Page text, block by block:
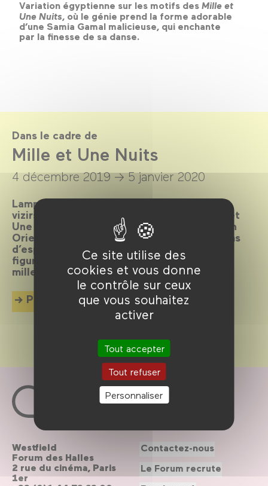
Ce site utilise des
cookies et vous donne
le contrôle sur ceux
que vous souhaitez
activer
Tout accepter
Tout refuser
Personnaliser
Variation égyptienne sur les motifs des Mille et
Une Nuits, où le génie prend la forme adorable
d’une Samia Gamal malicieuse, qui enchante
par la finesse de sa danse.
Dans le cadre de
Mille et Une Nuits
4 décembre 2019 → 5 janvier 2020
Lampes magiques, tapis volants, méchants
vizirs et bons génies, les contes des Mille et
Une Nuits ont abreuvé notre imaginaire d’un
Orient féérique. De films d’aventure en films
d’espionnage, de la danseuse orientale à la
figure de Mata Hari, ce cycle embrasse les
mille et un motifs de cet Orient envoûtant.
Plus d'info
Westfield
Forum des Halles
2 rue du cinéma, Paris
1er
Contactez-nous
Le Forum recrute